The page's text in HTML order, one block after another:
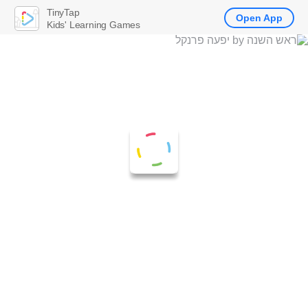
TinyTap
Kids' Learning Games
Open App